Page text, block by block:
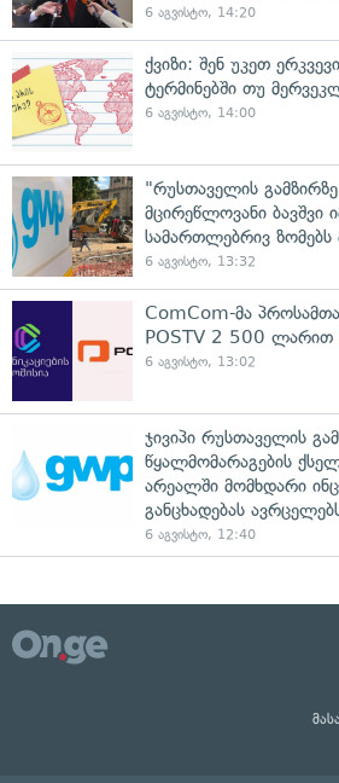
6 აგვისტო, 14:20
ქვიზი: შენ უკეთ
ტერმინებში თუ
6 აგვისტო, 14:00
"რუსთაველის
მცირეწლოვანი
სამართლებრივ ზომებს
6 აგვისტო, 13:32
ComCom-მა
POSTV 2 500 ლარით
6 აგვისტო, 13:02
ჯივიპი რუსთაველის
წყალმომარაგების
არეალში მომხდარი
განცხადებას
6 აგვისტო, 12:40